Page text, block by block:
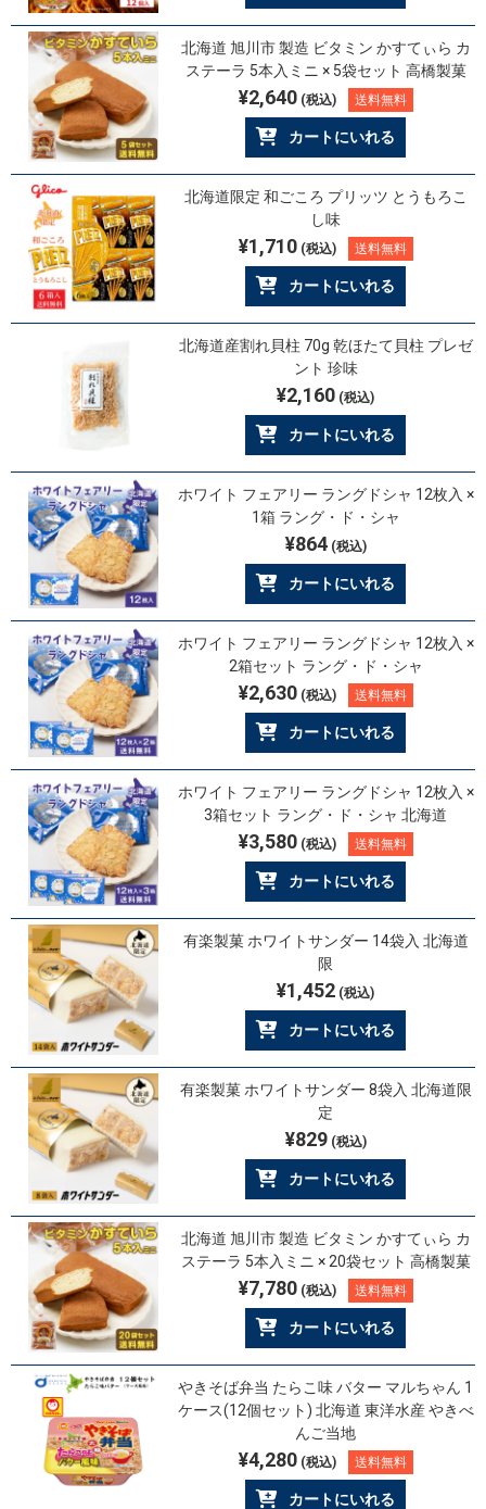
北海道 旭川市 製造 ビタミン かすてぃら カ
ステーラ 5本入ミニ × 5袋セット 高橋製菓
¥2,640(税込) 送料無料
カートにいれる
北海道限定 和ごころ プリッツ とうもろこ
し味
¥1,710(税込) 送料無料
カートにいれる
北海道産割れ貝柱 70g 乾ほたて貝柱 プレゼ
ント 珍味
¥2,160 (税込)
カートにいれる
ホワイト フェアリー ラングドシャ 12枚入 ×
1箱 ラング・ド・シャ
¥864(税込)
カートにいれる
ホワイト フェアリー ラングドシャ 12枚入 ×
2箱セット ラング・ド・シャ
¥2,630(税込) 送料無料
カートにいれる
ホワイト フェアリー ラングドシャ 12枚入 ×
3箱セット ラング・ド・シャ 北海道
¥3,580(税込) 送料無料
カートにいれる
有楽製菓 ホワイトサンダー 14袋入 北海道
限
¥1,452 (税込)
カートにいれる
有楽製菓 ホワイトサンダー 8袋入 北海道限
定
¥829(税込)
カートにいれる
北海道 旭川市 製造 ビタミン かすてぃら カ
ステーラ 5本入ミニ × 20袋セット 高橋製菓
¥7,780(税込) 送料無料
カートにいれる
やきそば弁当 たらこ味 バター マルちゃん 1
ケース(12個セット) 北海道 東洋水産 やきべ
んご当地
¥4,280(税込) 送料無料
カートにいれる